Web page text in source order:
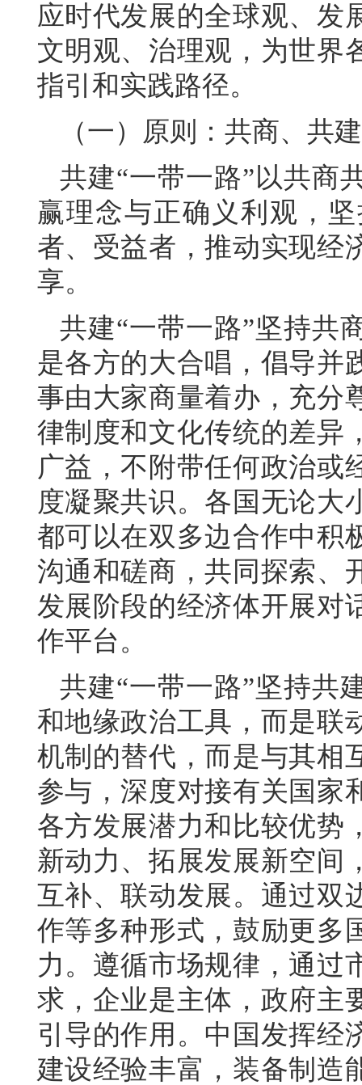
应时代发展的全球观、发
文明观、治理观，为世界
指引和实践路径。
（一）原则：共商、共
共建“一带一路”以共商
赢理念与正确义利观，
者、受益者，推动实现经
享。
共建“一带一路”坚持共
是各方的大合唱，倡导并
事由大家商量着办，充分
律制度和文化传统的差异
广益，不附带任何政治或
度凝聚共识。各国无论大
都可以在双多边合作中积
沟通和磋商，共同探索、
发展阶段的经济体开展对
作平台。
共建“一带一路”坚持共
和地缘政治工具，而是联
机制的替代，而是与其相
参与，深度对接有关国家
各方发展潜力和比较优势
新动力、拓展发展新空间
互补、联动发展。通过双
作等多种形式，鼓励更多
力。遵循市场规律，通过
求，企业是主体，政府主
引导的作用。中国发挥经
建设经验丰富，装备制造